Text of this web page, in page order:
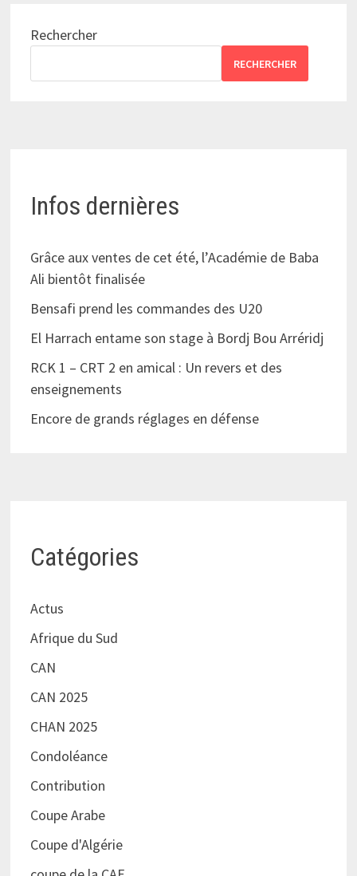
Rechercher
RECHERCHER
Infos dernières
Grâce aux ventes de cet été, l’Académie de Baba
Ali bientôt finalisée
Bensafi prend les commandes des U20
El Harrach entame son stage à Bordj Bou Arréridj
RCK 1 – CRT 2 en amical : Un revers et des
enseignements
Encore de grands réglages en défense
Catégories
Actus
Afrique du Sud
CAN
CAN 2025
CHAN 2025
Condoléance
Contribution
Coupe Arabe
Coupe d'Algérie